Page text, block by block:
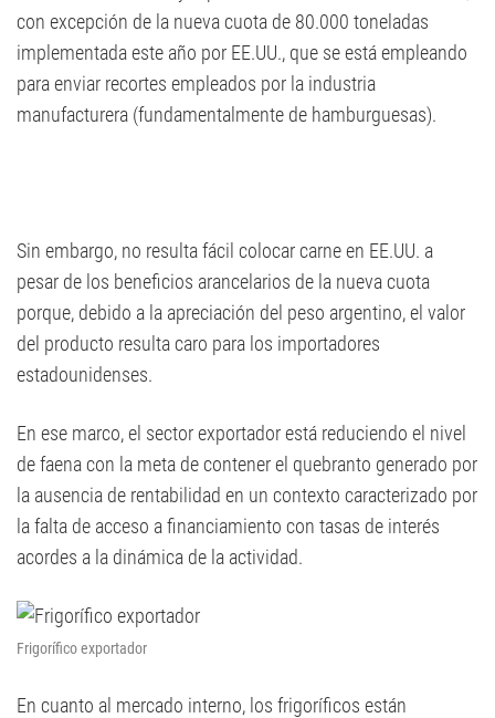
con excepción de la nueva cuota de 80.000 toneladas
implementada este año por EE.UU., que se está empleando
para enviar recortes empleados por la industria
manufacturera (fundamentalmente de hamburguesas).
Sin embargo, no resulta fácil colocar carne en EE.UU. a
pesar de los beneficios arancelarios de la nueva cuota
porque, debido a la apreciación del peso argentino, el valor
del producto resulta caro para los importadores
estadounidenses.
En ese marco, el sector exportador está reduciendo el nivel
de faena con la meta de contener el quebranto generado por
la ausencia de rentabilidad en un contexto caracterizado por
la falta de acceso a financiamiento con tasas de interés
acordes a la dinámica de la actividad.
Frigorífico exportador
En cuanto al mercado interno, los frigoríficos están